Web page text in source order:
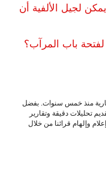
لجيل الألفية أن
باب المرآب؟
منذ خمس سنوات. بفضل
تحليلات دقيقة وتقارير
وإلهام قرائنا من خلال